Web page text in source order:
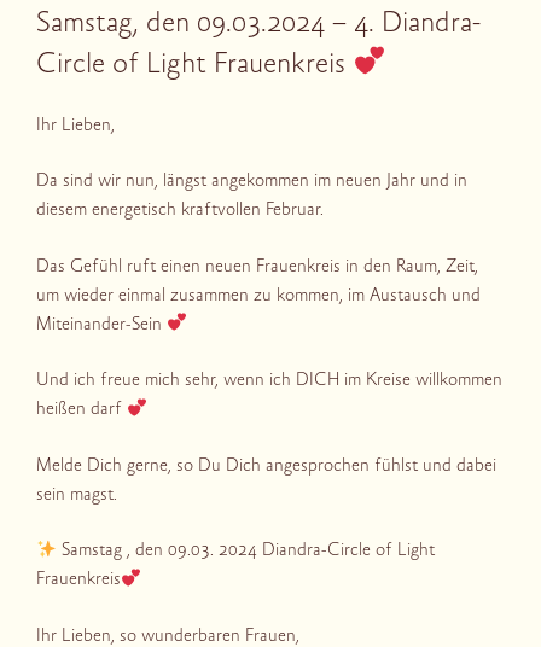
AM
Samstag, den 09.03.2024 – 4. Diandra-
Circle of Light Frauenkreis
Ihr Lieben,
Da sind wir nun, längst angekommen im neuen Jahr und in
diesem energetisch kraftvollen Februar.
Das Gefühl ruft einen neuen Frauenkreis in den Raum, Zeit,
um wieder einmal zusammen zu kommen, im Austausch und
Miteinander-Sein
Und ich freue mich sehr, wenn ich DICH im Kreise willkommen
heißen darf
Melde Dich gerne, so Du Dich angesprochen fühlst und dabei
sein magst.
Samstag , den 09.03. 2024 Diandra-Circle of Light
Frauenkreis
Ihr Lieben, so wunderbaren Frauen,